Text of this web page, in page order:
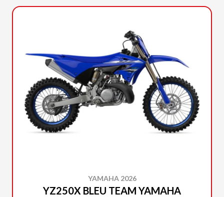
YAMAHA 2026
YZ250X BLEU TEAM YAMAHA